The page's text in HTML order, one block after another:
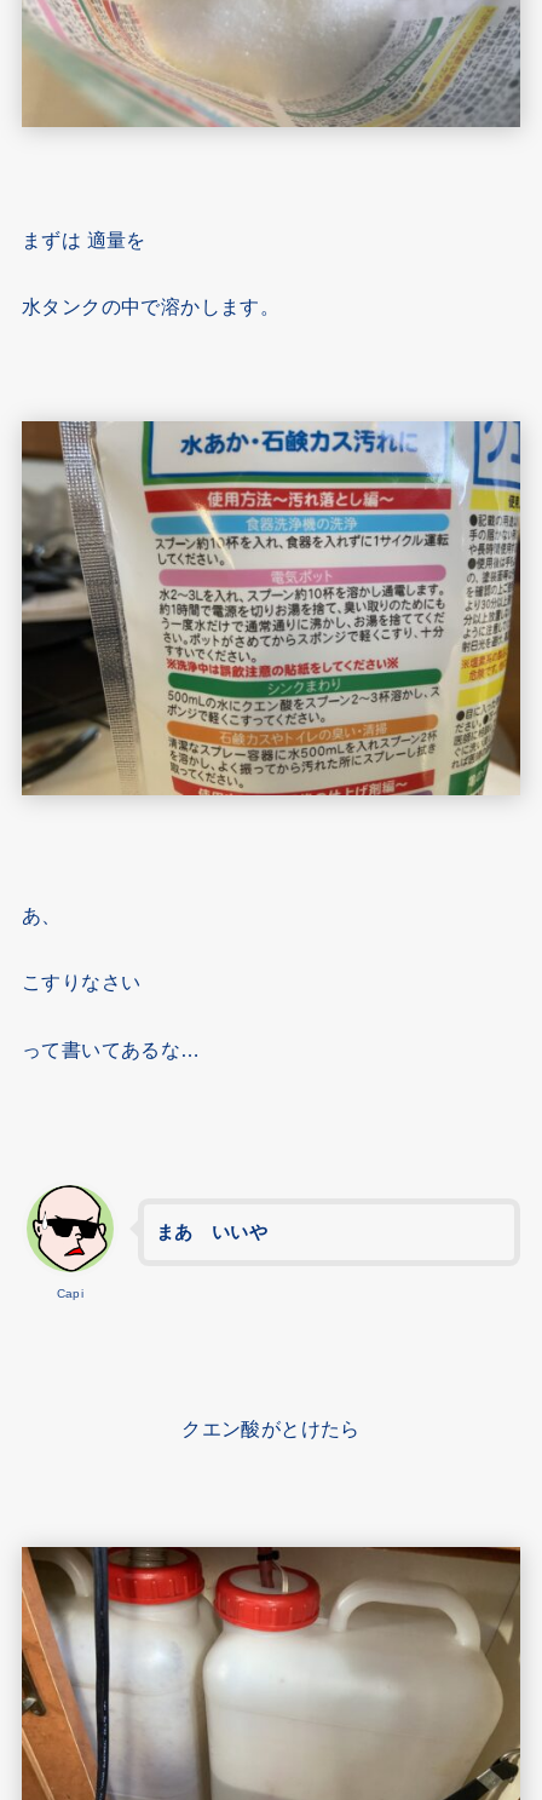
まずは 適量を
水タンクの中で溶かします。
あ、
こすりなさい
って書いてあるな…
Capi
まあ いいや
クエン酸がとけたら